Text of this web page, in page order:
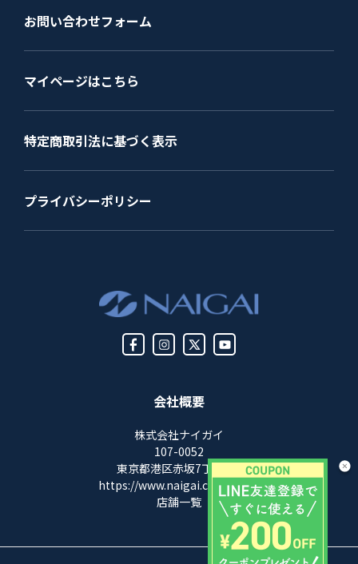
会社概要
株式会社ナイガイ
107-0052
東京都港区赤坂7丁目8-5
https://www.naigai.co.jp/corp/
店舗一覧
お問い合わせフォーム
マイページはこちら
特定商取引法に基づく表示
プライバシーポリシー